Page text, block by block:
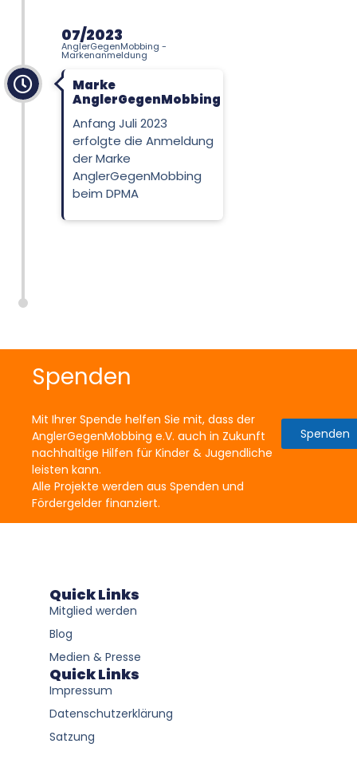
07/2023
AnglerGegenMobbing -
Markenanmeldung
Marke
AnglerGegenMobbing
Anfang Juli 2023
erfolgte die Anmeldung
der Marke
AnglerGegenMobbing
beim DPMA
Spenden
Mit Ihrer Spende helfen Sie mit, dass der
AnglerGegenMobbing e.V. auch in Zukunft
nachhaltige Hilfen für Kinder & Jugendliche
leisten kann.
Alle Projekte werden aus Spenden und
Fördergelder finanziert.
Spenden
Quick Links
Mitglied werden
Blog
Medien & Presse
Quick Links
Impressum
Datenschutzerklärung
Satzung